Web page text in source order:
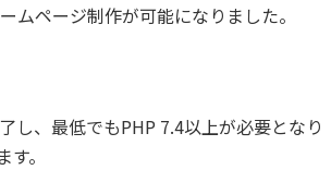
ムページ制作が可能になりました。
し、最低でもPHP 7.4以上が必要となり
。